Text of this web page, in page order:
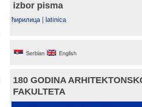
izbor pisma
ћирилица| latinica
Serbian English
180 GODINA
FAKULTETA